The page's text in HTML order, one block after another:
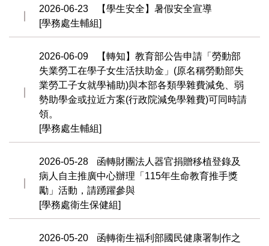
2026-06-23
【學生安全】暑假安全宣導
[學務處生輔組]
2026-06-09
【轉知】教育部公告申請「勞動部
失業勞工在學子女生活扶助金」(原名稱勞動部失
業勞工子女就學補助)與本部各類學雜費減免、弱
勢助學金或拉近方案(行政院減免學雜費)可同時請
領。
[學務處生輔組]
2026-05-28
函轉財團法人器官捐贈移植登錄及
病人自主推廣中心辦理「115年生命教育推手獎
勵」活動，請踴躍參與
[學務處衛生保健組]
2026-05-20
函轉衛生福利部國民健康署制作之